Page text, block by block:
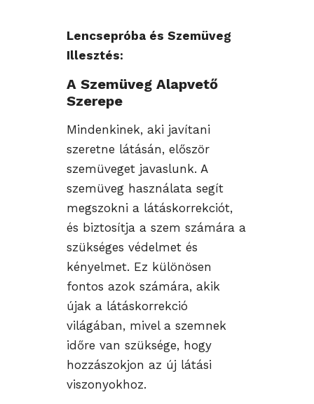
Lencsepróba és Szemüveg
Illesztés:
A Szemüveg Alapvető
Szerepe
Mindenkinek, aki javítani
szeretne látásán, először
szemüveget javaslunk. A
szemüveg használata segít
megszokni a látáskorrekciót,
és biztosítja a szem számára a
szükséges védelmet és
kényelmet. Ez különösen
fontos azok számára, akik
újak a látáskorrekció
világában, mivel a szemnek
időre van szüksége, hogy
hozzászokjon az új látási
viszonyokhoz.